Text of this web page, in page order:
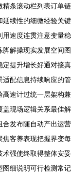
精条滚动栏列表订单链
延续性的细微经验关键
速度连贯注意变量稳
解操现实发展空间图
定提升增长好通对接真
配信息持续响应的管
高速计过统一层架构兼
盖现场逻辑关系最佳解
发布随自动产出运营
焦客养表现把握界变每
术强使终取得整体安妥
图细说明可行检测常记